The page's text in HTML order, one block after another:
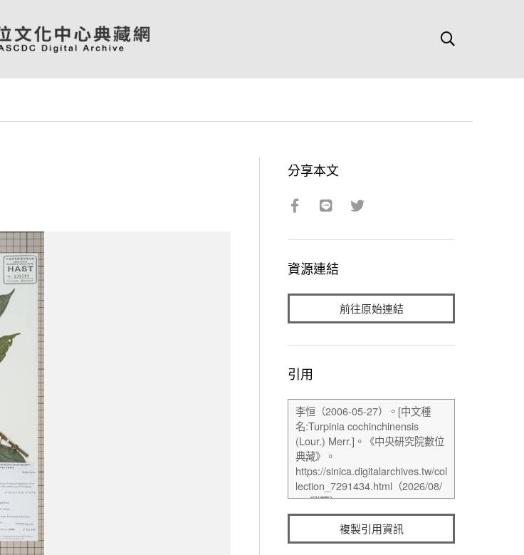
分享本文
資源連結
前往原始連結
引用
複製引用資訊